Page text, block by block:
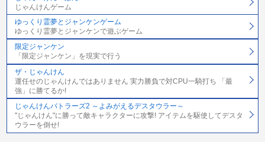
じゃんけんゲーム
ゆっくり霊夢とジャンケンゲーム
ゆっくり霊夢とジャンケンで遊ぶゲーム
限定ジャンケン
「限定ジャンケン」を現実で行う
ザ・じゃんけん
運任せのじゃんけんではありません 実力勝負で対CPU一騎打ち 「最
強」に勝てるか!
じゃんけんバトラーズ2 ～よみがえるデスタウラー～
"じゃんけん"に勝って敵キャラクターに攻撃! アイテムを駆使してデスタ
ウラーを倒せ!